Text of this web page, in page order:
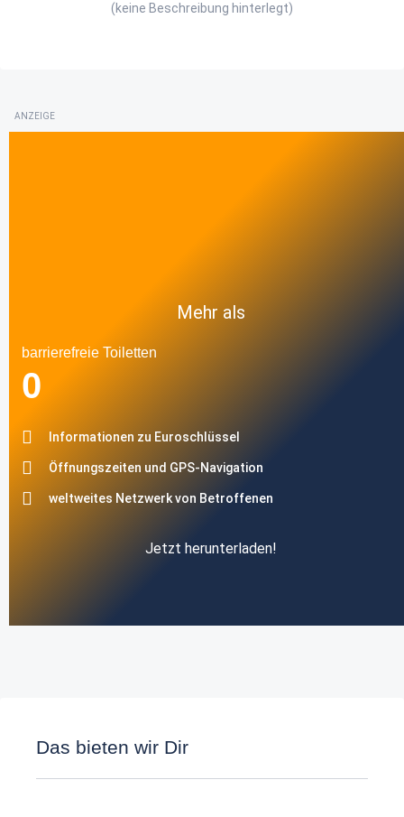
(keine Beschreibung hinterlegt)
ANZEIGE
Mehr als
barrierefreie Toiletten
0
Informationen zu Euroschlüssel
Öffnungszeiten und GPS-Navigation
weltweites Netzwerk von Betroffenen
Jetzt herunterladen!
Das bieten wir Dir